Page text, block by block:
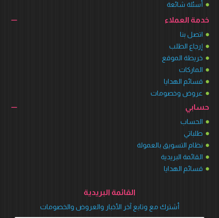
أسئلة شائعة
خدمة العملاء
اتصل بنا
إرجاع الطلب
خريطة الموقع
الماركات
قسائم الهدايا
عروض وخصومات
حسابي
الحساب
طلباتي
نظام التسويق بالعمولة
القائمة البريدية
قسائم الهدايا
القائمة البريدية
أشترك مع وتابع آخر الأخبار والعروض والخصومات